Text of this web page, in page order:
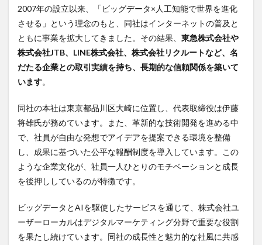
4
会社
ユー
ザー
ロー
カル
職・
難易
度
4.1
難易
度に
ータ
4.2
転職
2007年の設立以来、「ビッグデータ×人工知能で世界を進化
させる」という理念のもと、同社はインターネットの普及と
ともに事業を拡大してきました。その結果、 東急株式会社や
株式会社JTB、LINE株式会社、株式会社リクルートなど、名
だたる企業との取引実績を持ち、長期的な信頼関係を築いて
います。
同社の本社は東京都品川区大崎に位置し、代表取締役は伊藤
将雄氏が務めています。また、革新的な技術開発を進める中
で、社員が自由な発想でアイデアを提案できる環境を整備
し、成果に基づいた公平な報酬制度を導入しています。この
ような企業文化が、社員一人ひとりのモチベーションと成長
を後押ししているのが特徴です。
ビッグデータとAIを駆使したサービスを通じて、株式会社ユ
ーザーローカルはデジタルマーケティング分野で重要な役割
を果たし続けています。同社の成長性と魅力的な社風に共感